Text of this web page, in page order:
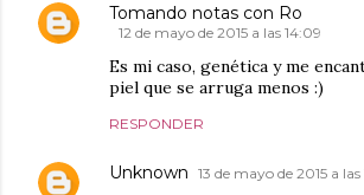
Tomando notas con Ro
12 de mayo de 2015 a las 14:09
Es mi caso, genética y me
piel que se arruga menos :)
RESPONDER
Unknown 13 de mayo de 2015 a las